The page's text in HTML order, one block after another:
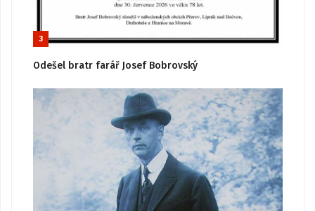
3
Odešel bratr farář Josef Bobrovský